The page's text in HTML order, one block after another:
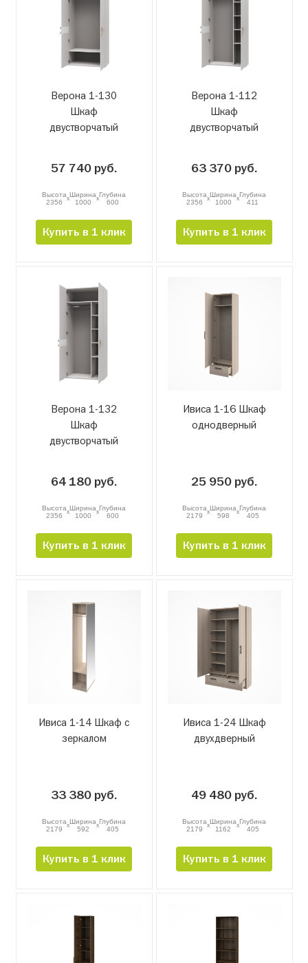
Верона 1-130
Шкаф
двустворчатый
57 740 руб.
Высота
2356
xШирина
1000
xГлубина
600
Купить в 1 клик
Верона 1-112
Шкаф
двустворчатый
63 370 руб.
Высота
2356
xШирина
1000
xГлубина
411
Купить в 1 клик
Верона 1-132
Шкаф
двустворчатый
64 180 руб.
Высота
2356
xШирина
1000
xГлубина
600
Купить в 1 клик
Ивиса 1-16 Шкаф
однодверный
25 950 руб.
Высота
2179
xШирина
598
xГлубина
405
Купить в 1 клик
Ивиса 1-14 Шкаф с
зеркалом
33 380 руб.
Высота
2179
xШирина
592
xГлубина
405
Купить в 1 клик
Ивиса 1-24 Шкаф
двухдверный
49 480 руб.
Высота
2179
xШирина
1162
xГлубина
405
Купить в 1 клик